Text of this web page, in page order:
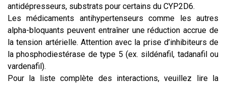
antidépresseurs, substrats pour certains du CYP2D6.
Les médicaments antihypertenseurs comme les autres
alpha-bloquants peuvent entraîner une réduction accrue de
la tension artérielle. Attention avec la prise d’inhibiteurs de
la phosphodiestérase de type 5 (ex. sildénafil, tadanafil ou
vardenafil).
Pour la liste complète des interactions, veuillez lire la